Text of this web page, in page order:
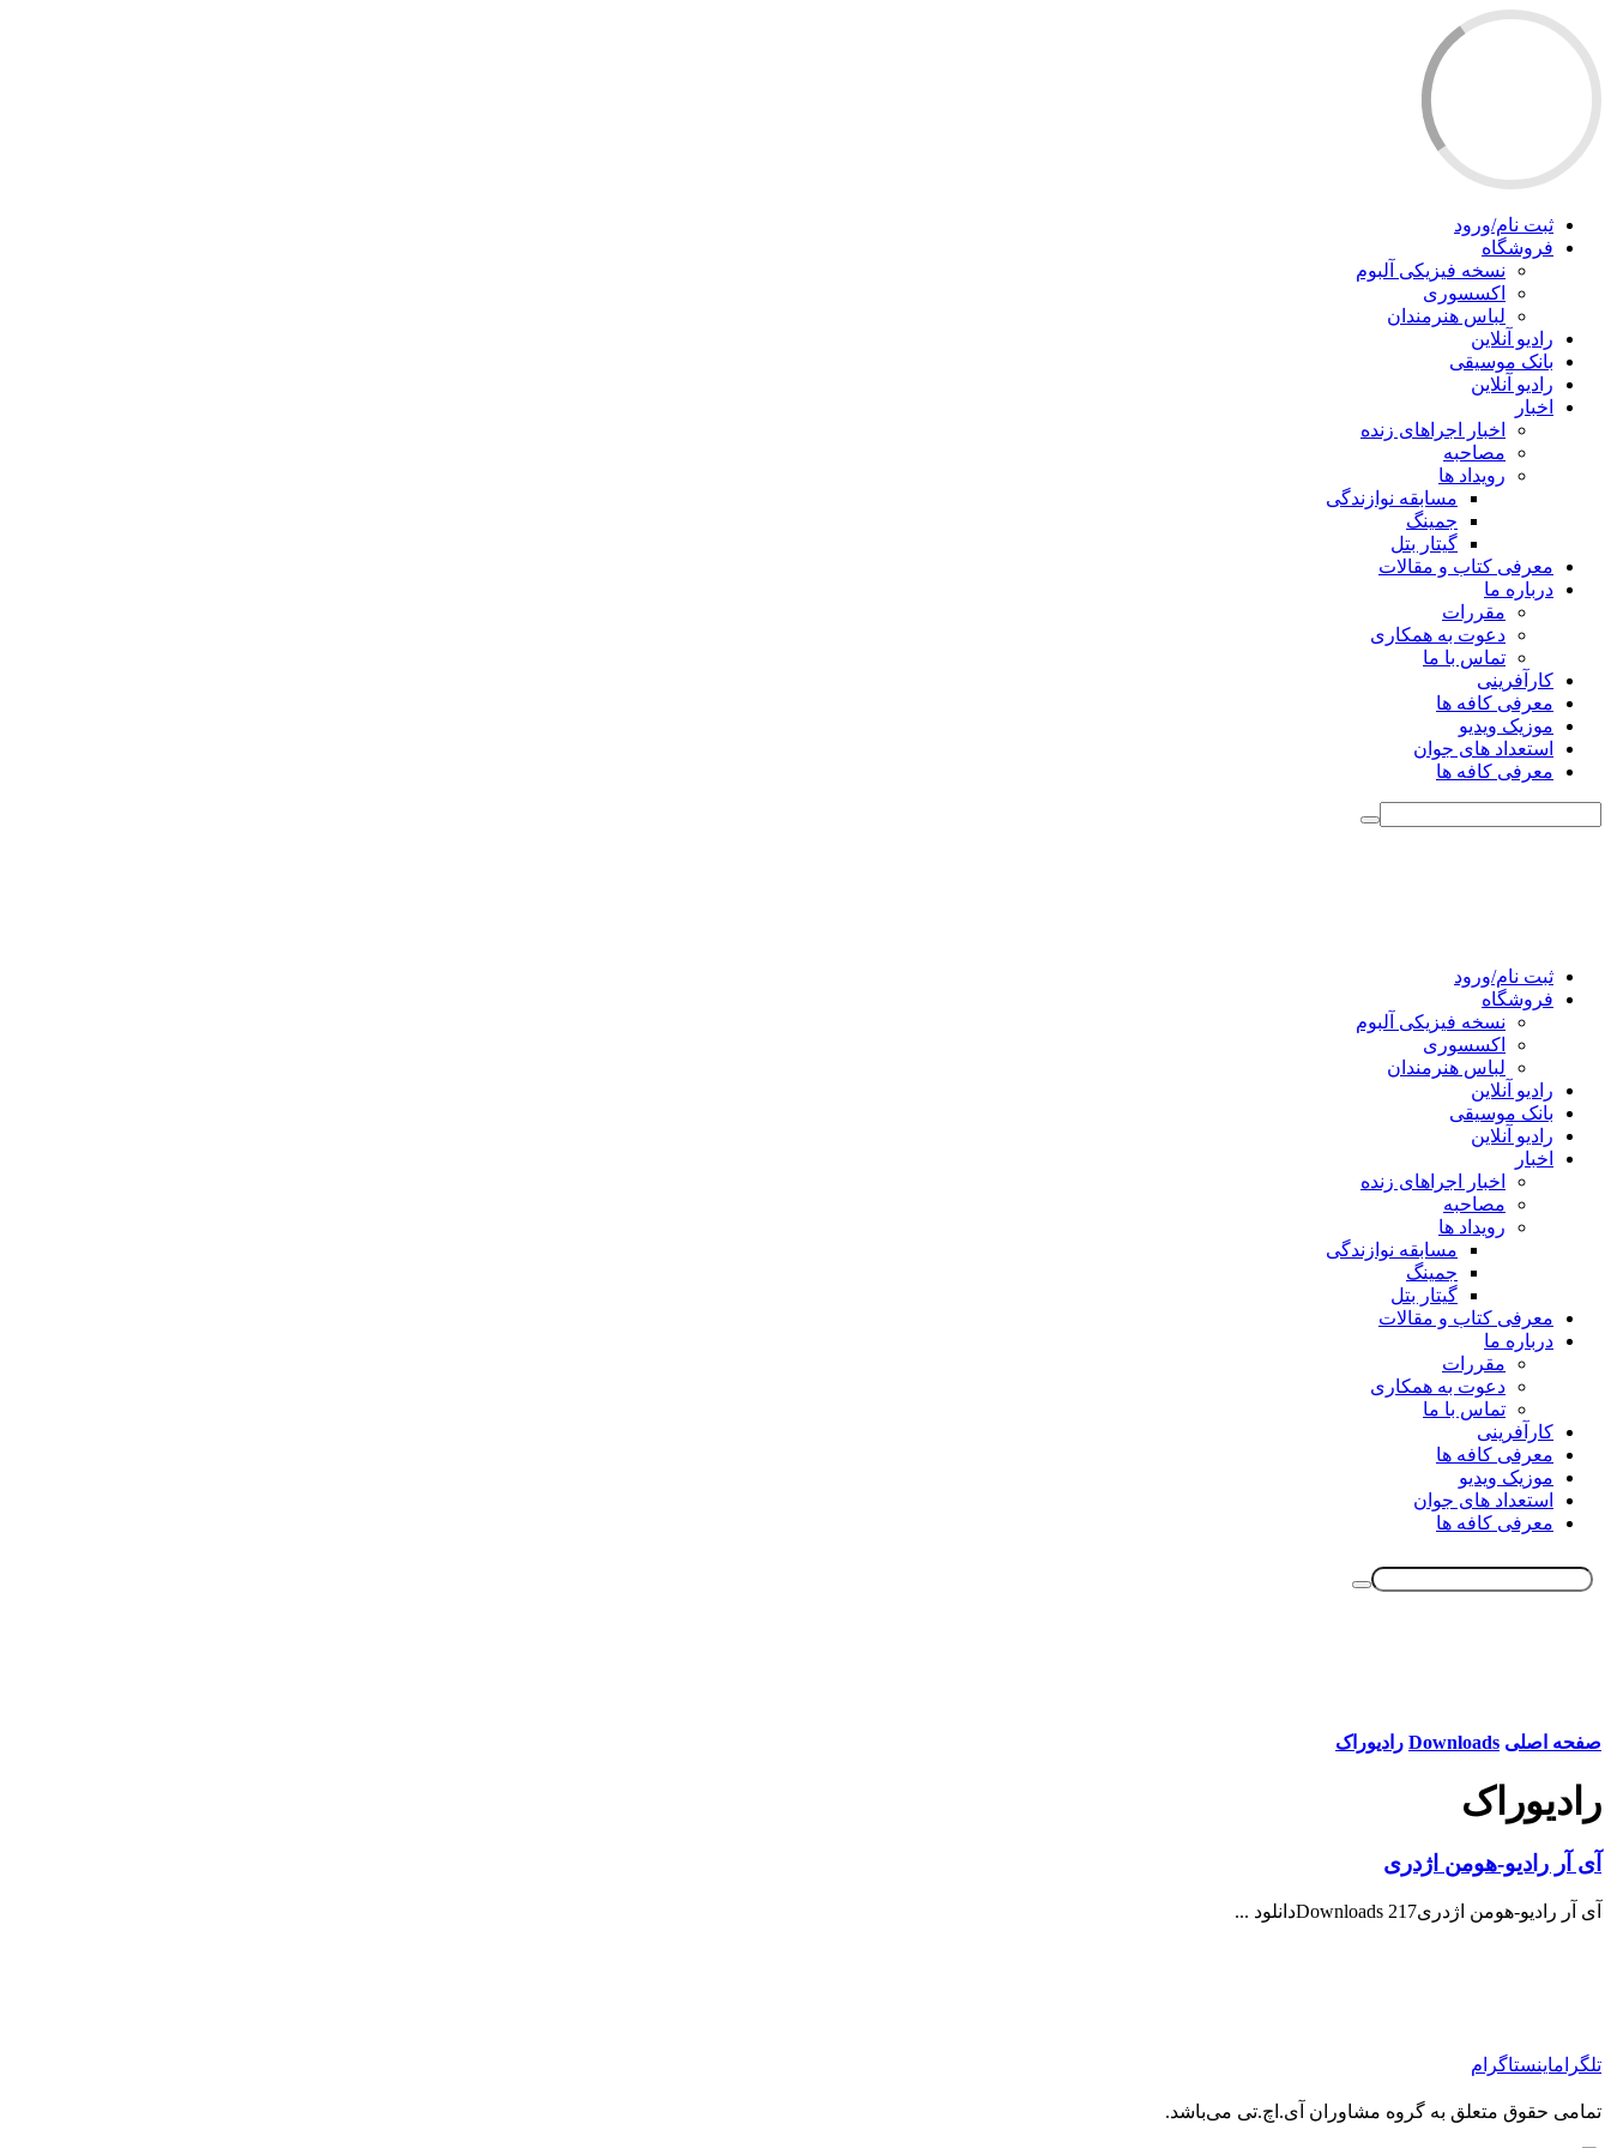
ثبت نام/ورود
فروشگاه
نسخه فیزیکی آلبوم
اکسسوری
لباس هنرمندان
رادیو آنلاین
بانک موسیقی
رادیو آنلاین
اخبار
اخبار اجراهای زنده
مصاحبه
رویداد ها
مسابقه نوازندگی
جمینگ
گیتار بتل
معرفی کتاب و مقالات
درباره ما
مقررات
دعوت به همکاری
تماس با ما
کارآفرینی
معرفی کافه ها
موزیک ویدیو
استعداد های جوان
معرفی کافه ها
ثبت نام/ورود
فروشگاه
نسخه فیزیکی آلبوم
اکسسوری
لباس هنرمندان
رادیو آنلاین
بانک موسیقی
رادیو آنلاین
اخبار
اخبار اجراهای زنده
مصاحبه
رویداد ها
مسابقه نوازندگی
جمینگ
گیتار بتل
معرفی کتاب و مقالات
درباره ما
مقررات
دعوت به همکاری
تماس با ما
کارآفرینی
معرفی کافه ها
موزیک ویدیو
استعداد های جوان
معرفی کافه ها
صفحه اصلی Downloads رادیوراک
رادیوراک
آی آر رادیو-هومن اژدری
آی آر رادیو-هومن اژدری217 Downloadsدانلود ...
تلگراماینستاگرام
تمامی حقوق متعلق به گروه مشاوران آی.اچ.تی می‌باشد.